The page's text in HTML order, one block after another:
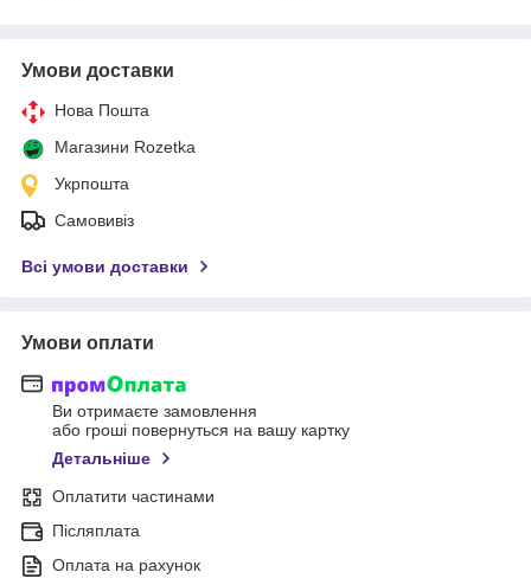
Умови доставки
Нова Пошта
Магазини Rozetka
Укрпошта
Самовивіз
Всі умови доставки
Умови оплати
Ви отримаєте замовлення
або гроші повернуться на вашу картку
Детальніше
Оплатити частинами
Післяплата
Оплата на рахунок